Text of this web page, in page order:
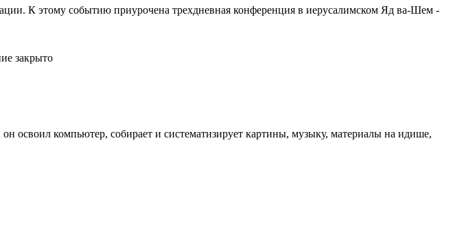
К этому событию приурочена трехдневная конференция в иерусалимском Яд ва-Шем -
закрыто
освоил компьютер, собирает и систематизирует картины, музыку, материалы на идише,